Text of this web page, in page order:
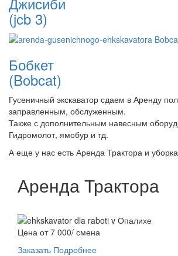
(jcb 3)
Бобкет
(Bobcat)
Гусеничный экскаватор сдаем в Аренду
заправленным, обслуженным.
Также с дополнительным навесным
Гидромолот, ямобур и тд.
А еще у нас есть Аренда Трактора и
Аренда Трактора
Цена от 7 000/ смена
Заказать Подробнее